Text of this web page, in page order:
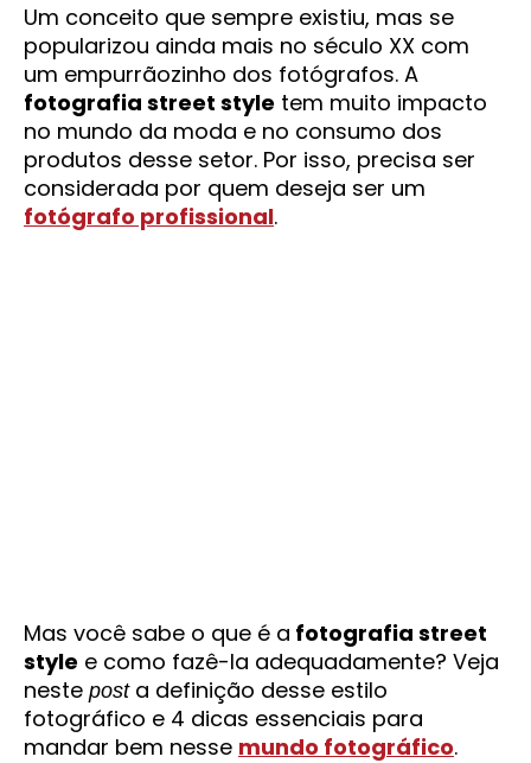
Um conceito que sempre existiu, mas se
popularizou ainda mais no século XX com
um empurrãozinho dos fotógrafos. A
fotografia street style tem muito impacto
no mundo da moda e no consumo dos
produtos desse setor. Por isso, precisa ser
considerada por quem deseja ser um
fotógrafo profissional.
Mas você sabe o que é a fotografia street
style e como fazê-la adequadamente? Veja
neste posta definição desse estilo
fotográfico e 4 dicas essenciais para
mandar bem nesse mundo fotográfico.